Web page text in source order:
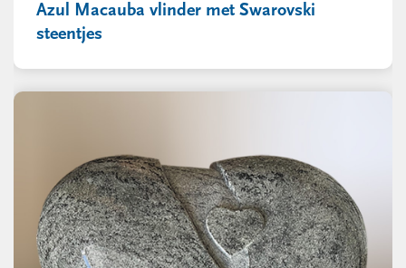
Azul Macauba vlinder met Swarovski
steentjes